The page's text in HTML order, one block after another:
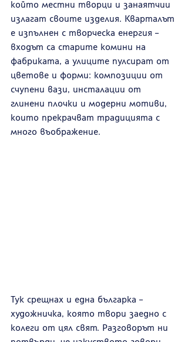
който местни творци и занаятчии
излагат своите изделия. Кварталът
е изпълнен с творческа енергия –
входът са старите комини на
фабриката, а улиците пулсират от
цветове и форми: композиции от
счупени вази, инсталации от
глинени плочки и модерни мотиви,
които прекрачват традицията с
много въображение.
Тук срещнах и една българка –
художничка, която твори заедно с
колеги от цял свят. Разговорът ни